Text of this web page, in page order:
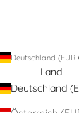
Deutschland (EUR
Land
Deutschland